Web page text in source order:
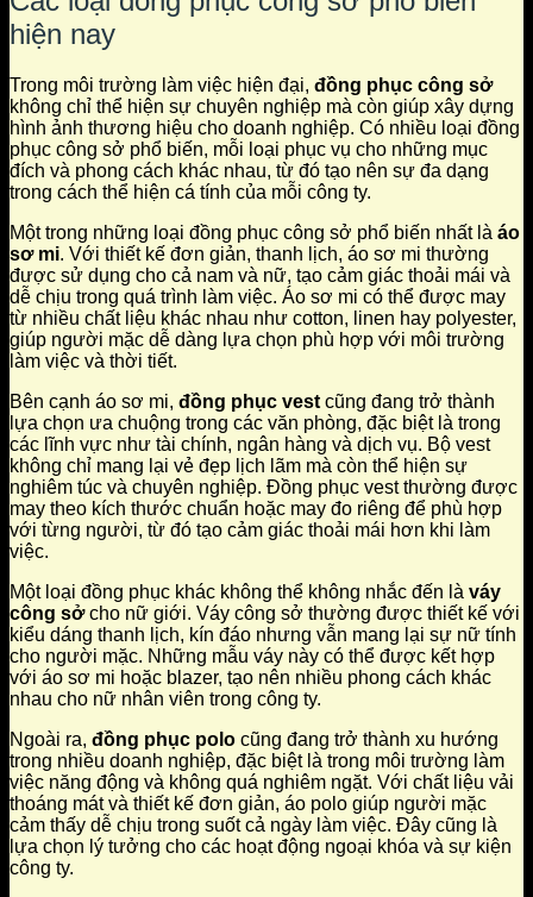
hiện nay
Trong môi trường làm việc hiện đại, đồng phục công sở
không chỉ thể hiện sự chuyên nghiệp mà còn giúp xây dựng
hình ảnh thương hiệu cho doanh nghiệp. Có nhiều loại đồng
phục công sở phổ biến, mỗi loại phục vụ cho những mục
đích và phong cách khác nhau, từ đó tạo nên sự đa dạng
trong cách thể hiện cá tính của mỗi công ty.
Một trong những loại đồng phục công sở phổ biến nhất là áo
sơ mi. Với thiết kế đơn giản, thanh lịch, áo sơ mi thường
được sử dụng cho cả nam và nữ, tạo cảm giác thoải mái và
dễ chịu trong quá trình làm việc. Áo sơ mi có thể được may
từ nhiều chất liệu khác nhau như cotton, linen hay polyester,
giúp người mặc dễ dàng lựa chọn phù hợp với môi trường
làm việc và thời tiết.
Bên cạnh áo sơ mi, đồng phục vest cũng đang trở thành
lựa chọn ưa chuộng trong các văn phòng, đặc biệt là trong
các lĩnh vực như tài chính, ngân hàng và dịch vụ. Bộ vest
không chỉ mang lại vẻ đẹp lịch lãm mà còn thể hiện sự
nghiêm túc và chuyên nghiệp. Đồng phục vest thường được
may theo kích thước chuẩn hoặc may đo riêng để phù hợp
với từng người, từ đó tạo cảm giác thoải mái hơn khi làm
việc.
Một loại đồng phục khác không thể không nhắc đến là váy
công sởcho nữ giới. Váy công sở thường được thiết kế với
kiểu dáng thanh lịch, kín đáo nhưng vẫn mang lại sự nữ tính
cho người mặc. Những mẫu váy này có thể được kết hợp
với áo sơ mi hoặc blazer, tạo nên nhiều phong cách khác
nhau cho nữ nhân viên trong công ty.
Ngoài ra, đồng phục polo cũng đang trở thành xu hướng
trong nhiều doanh nghiệp, đặc biệt là trong môi trường làm
việc năng động và không quá nghiêm ngặt. Với chất liệu vải
thoáng mát và thiết kế đơn giản, áo polo giúp người mặc
cảm thấy dễ chịu trong suốt cả ngày làm việc. Đây cũng là
lựa chọn lý tưởng cho các hoạt động ngoại khóa và sự kiện
công ty.